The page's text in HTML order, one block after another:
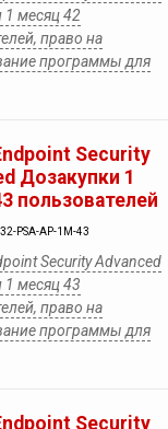
1 месяц 42
право на
программы для
Security
Дозакупки 1
пользователей
PSA-AP-1M-43
Security Advanced
1 месяц 43
право на
программы для
Security